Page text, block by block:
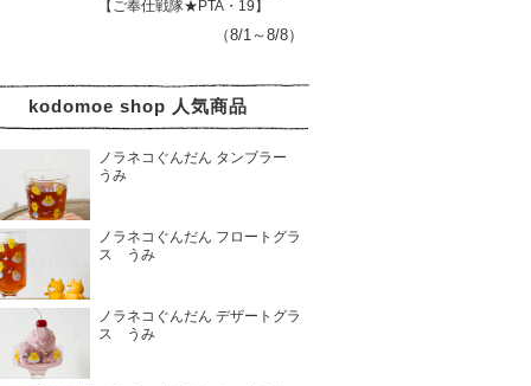
【ご奉仕戦隊★PTA・19】
（8/1～8/8）
kodomoe shop 人気商品
ノラネコぐんだん タンブラー
うみ
ノラネコぐんだん フロートグラ
ス うみ
ノラネコぐんだん デザートグラ
ス うみ